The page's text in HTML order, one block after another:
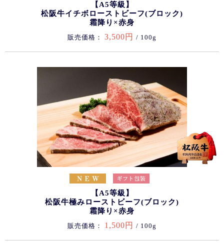
【A5等級】
松阪牛イチボローストビーフ(ブロック)
霜降り×赤身
販売価格： 3,500円 / 100g
【A5等級】
松阪牛極みローストビーフ(ブロック)
霜降り×赤身
販売価格： 1,500円 / 100g